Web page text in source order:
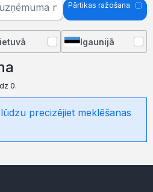
Pārtikas ražošana
Igaunijā
0.
precizējiet meklēšanas